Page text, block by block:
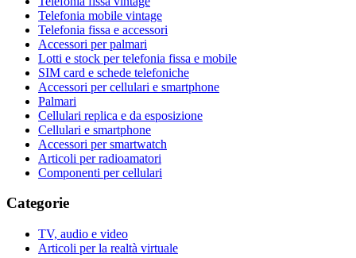
Telefonia mobile vintage
Telefonia fissa e accessori
Accessori per palmari
Lotti e stock per telefonia fissa e mobile
SIM card e schede telefoniche
Accessori per cellulari e smartphone
Palmari
Cellulari replica e da esposizione
Cellulari e smartphone
Accessori per smartwatch
Articoli per radioamatori
Componenti per cellulari
Categorie
TV, audio e video
Articoli per la realtà virtuale